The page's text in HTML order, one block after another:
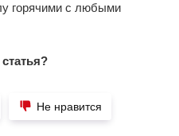
горячими с любыми
Не нравится